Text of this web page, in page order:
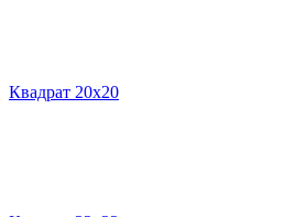
Квадрат 20х20